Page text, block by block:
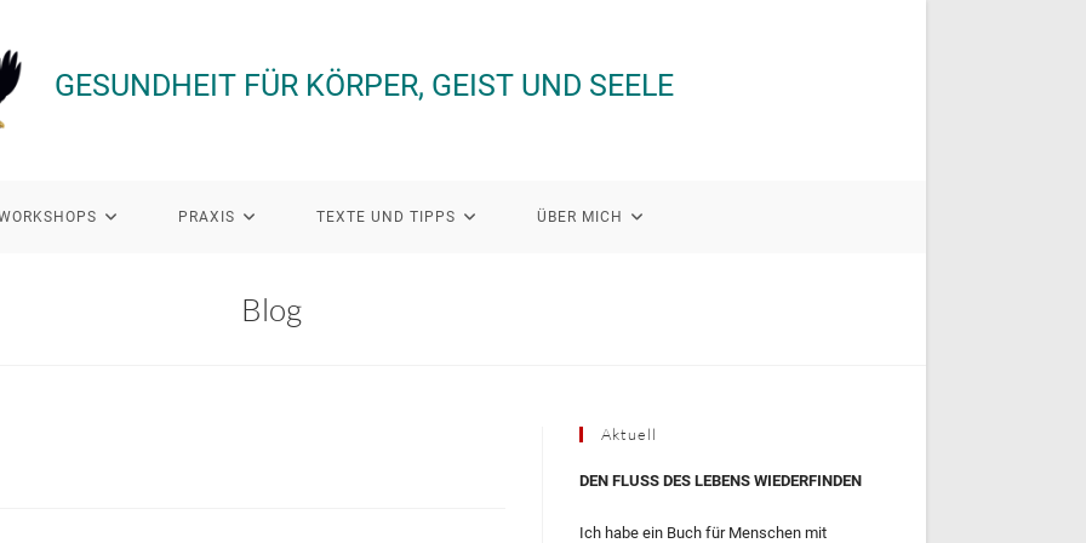
GESUNDHEIT FÜR KÖRPER, GEIST UND SEELE
PRAXIS TEXTE UND TIPPS ÜBER MICH
Blog
Aktuell
DEN FLUSS DES LEBENS WIEDERFINDEN
Ich habe ein Buch für Menschen mit